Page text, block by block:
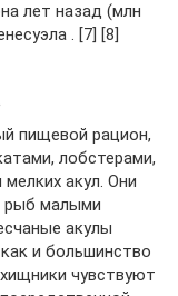
лет назад (млн
. [7] [8]
пищевой рацион,
лобстерами,
акул. Они
рыб малыми
акулы
и большинство
чувствуют